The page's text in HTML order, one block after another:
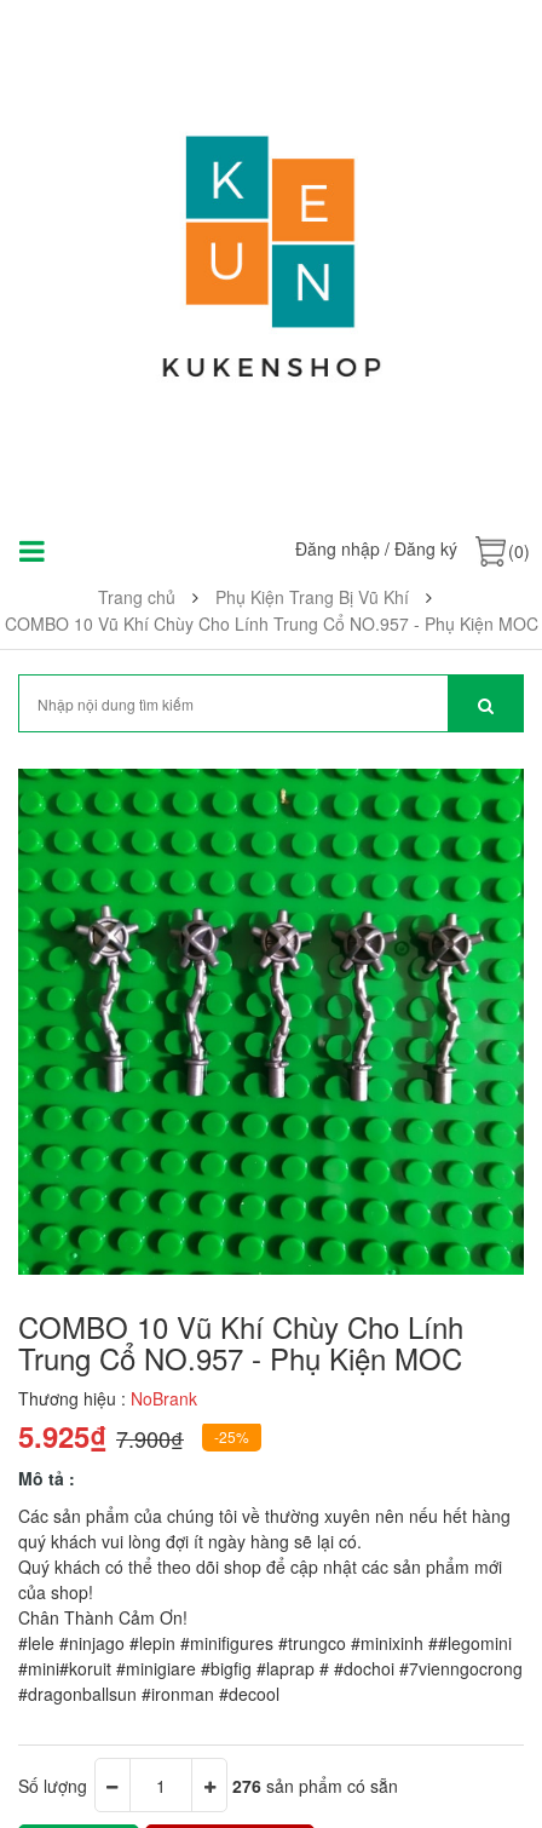
Đăng nhập / Đăng ký
(0)
Trang chủ
Phụ Kiện Trang Bị Vũ Khí
COMBO 10 Vũ Khí Chùy Cho Lính Trung Cổ NO.957 - Phụ Kiện MOC
COMBO 10 Vũ Khí Chùy Cho Lính
Trung Cổ NO.957 - Phụ Kiện MOC
Thương hiệu : NoBrank
5.925₫ 7.900₫ -25%
Mô tả :
Các sản phẩm của chúng tôi về thường xuyên nên nếu hết hàng
quý khách vui lòng đợi ít ngày hàng sẽ lại có.
Quý khách có thể theo dõi shop để cập nhật các sản phẩm mới
của shop!
Chân Thành Cảm Ơn!
#lele #ninjago #lepin #minifigures #trungco #minixinh ##legomini
#mini#koruit #minigiare #bigfig #laprap # #dochoi #7vienngocrong
#dragonballsun #ironman #decool
Số lượng 276 sản phẩm có sẵn